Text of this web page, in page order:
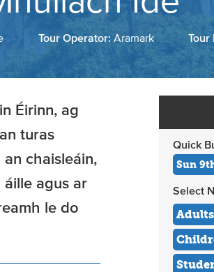
Tour Operator: Aramark
Éirinn, ag
turas
chaisleáin,
agus ar
le do
Quick
Select
Adults